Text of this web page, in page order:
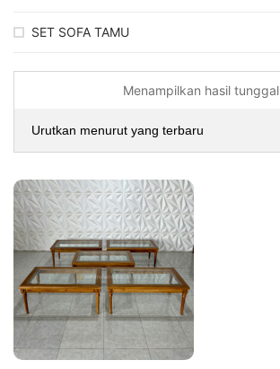
SET SOFA TAMU
Menampilkan hasil tunggal